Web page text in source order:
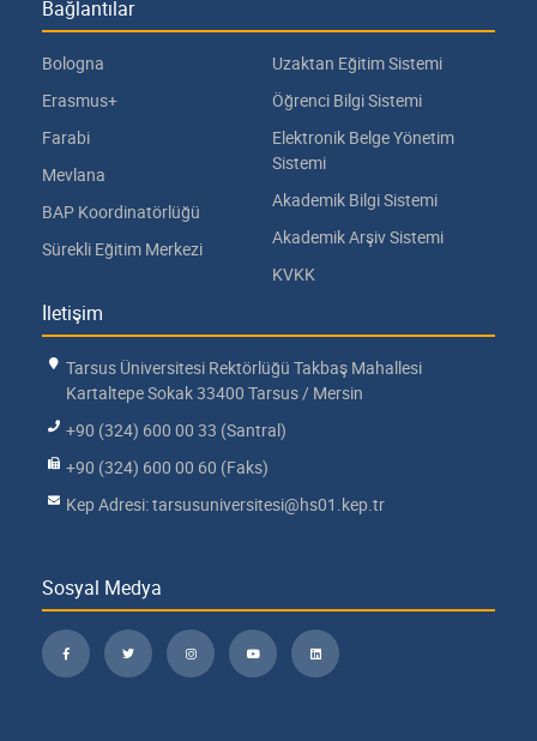
Bağlantılar
Bologna
Erasmus+
Farabi
Mevlana
BAP Koordinatörlüğü
Sürekli Eğitim Merkezi
Uzaktan Eğitim Sistemi
Öğrenci Bilgi Sistemi
Elektronik Belge Yönetim
Sistemi
Akademik Bilgi Sistemi
Akademik Arşiv Sistemi
KVKK
İletişim
Tarsus Üniversitesi Rektörlüğü Takbaş Mahallesi
Kartaltepe Sokak 33400 Tarsus / Mersin
+90 (324) 600 00 33 (Santral)
+90 (324) 600 00 60 (Faks)
Kep Adresi: tarsusuniversitesi@hs01.kep.tr
Sosyal Medya